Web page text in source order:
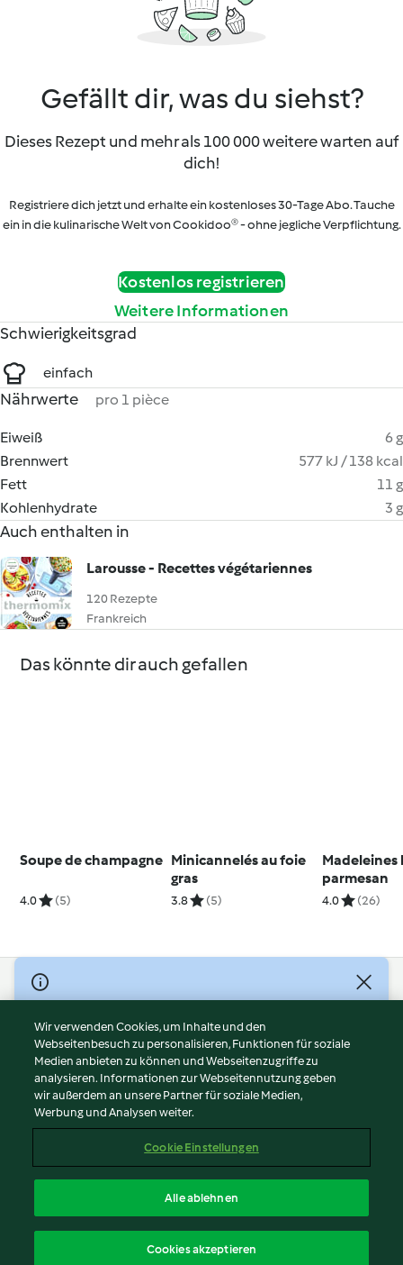
Gefällt dir, was du siehst?
Dieses Rezept und mehr als 100 000 weitere warten auf
dich!
Registriere dich jetzt und erhalte ein kostenloses 30-Tage Abo. Tauche
ein in die kulinarische Welt von Cookidoo® - ohne jegliche Verpflichtung.
Kostenlos registrieren
Weitere Informationen
Schwierigkeitsgrad
einfach
Nährwerte pro 1 pièce
Eiweiß
6 g
Brennwert
577 kJ / 138 kcal
Fett
11 g
Kohlenhydrate
3 g
Auch enthalten in
Larousse - Recettes végétariennes
120 Rezepte
Frankreich
Das könnte dir auch gefallen
Soupe de champagne
4.0 (5)
Minicannelés au foie
gras
3.8 (5)
Madeleines
parmesan
4.0 (26)
© Copyright 2026
Nutzungsbedingungen
Datenschutzrichtlinien
Disclaimer
Impressum
Cookies
Abo kündigen
Erklärung zur Barrierefreiheit
Wir verwenden Cookies, um Inhalte und den
Webseitenbesuch zu personalisieren, Funktionen für soziale
Medien anbieten zu können und Webseitenzugriffe zu
analysieren. Informationen zur Webseitennutzung geben
wir außerdem an unsere Partner für soziale Medien,
Werbung und Analysen weiter.
Cookie Einstellungen
Alle ablehnen
Cookies akzeptieren